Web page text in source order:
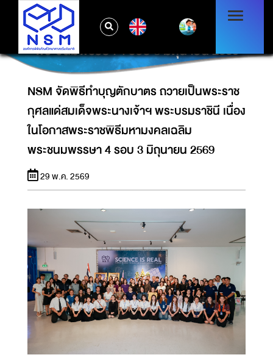
NSM จัดพิธีทำบุญตักบาตร ถวายเป็นพระราช
กุศลแด่สมเด็จพระนางเจ้าฯ พระบรมราชินี เนื่อง
ในโอกาสพระราชพิธีมหามงคลเฉลิม
พระชนมพรรษา 4 รอบ 3 มิถุนายน 2569
NSM จัดพิธีทำบุญตักบาตร ถวายเป็นพระราช
กุศลแด่สมเด็จพระนางเจ้าฯ พระบรมราชินี เนื่อง
ในโอกาสพระราชพิธีมหามงคลเฉลิม
พระชนมพรรษา 4 รอบ 3 มิถุนายน 2569
29 พ.ค. 2569